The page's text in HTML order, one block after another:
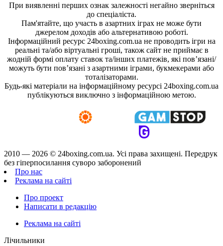
При виявленні перших ознак залежності негайно зверніться
до спеціаліста.
Пам'ятайте, що участь в азартних іграх не може бути
джерелом доходів або альтернативою роботі.
Інформаційний ресурс 24boxing.com.ua не проводить ігри на
реальні та/або віртуальні гроші, також сайт не приймає в
жодній формі оплату ставок та/інших платежів, які пов’язані/
можуть бути пов’язані з азартними іграми, букмекерами або
тоталізаторами.
Будь-які матеріали на інформаційному ресурсі 24boxing.com.ua
публікуються виключно з інформаційною метою.
2010 — 2026 © 24boxing.com.ua. Усi права захищенi. Передрук
без гіперпосилання суворо заборонений
Про нас
Реклама на сайті
Про проект
Написати в редакцію
Реклама на сайті
Лічильники